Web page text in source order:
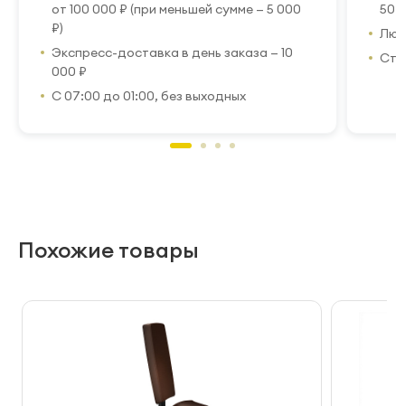
от 100 000 ₽ (при меньшей сумме — 5 000
₽)
Экспресс-доставка в день заказа — 10
000 ₽
С 07:00 до 01:00, без выходных
50
Похожие товары